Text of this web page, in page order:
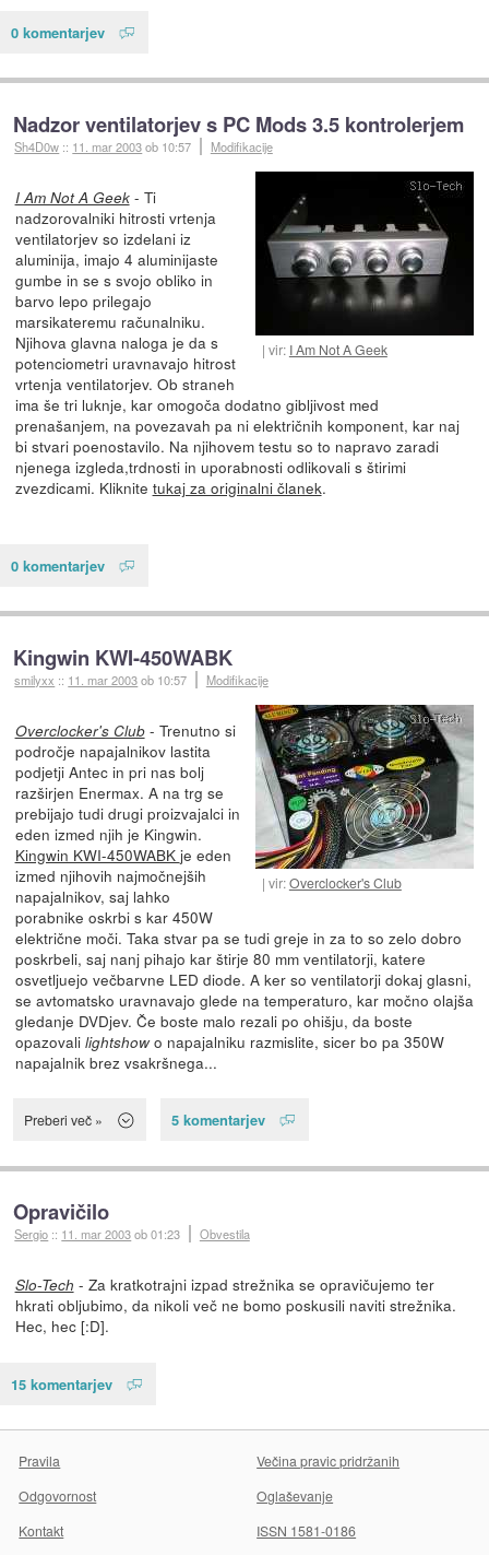
0 komentarjev
Nadzor ventilatorjev s PC Mods 3.5 kontrolerjem
Sh4D0w :: 11. mar 2003ob 10:57 Modifikacije
vir: I Am Not A Geek
I Am Not A Geek- Ti
nadzorovalniki hitrosti vrtenja
ventilatorjev so izdelani iz
aluminija, imajo 4 aluminijaste
gumbe in se s svojo obliko in
barvo lepo prilegajo
marsikateremu računalniku.
Njihova glavna naloga je da s
potenciometri uravnavajo hitrost
vrtenja ventilatorjev. Ob straneh
ima še tri luknje, kar omogoča dodatno gibljivost med
prenašanjem, na povezavah pa ni električnih komponent, kar naj
bi stvari poenostavilo. Na njihovem testu so to napravo zaradi
njenega izgleda,trdnosti in uporabnosti odlikovali s štirimi
zvezdicami. Kliknite tukaj za originalni članek.
0 komentarjev
Kingwin KWI-450WABK
smilyxx :: 11. mar 2003ob 10:57 Modifikacije
vir:Overclocker's Club
Overclocker's Club- Trenutno si
področje napajalnikov lastita
podjetji Antec in pri nas bolj
razširjen Enermax. A na trg se
prebijajo tudi drugi proizvajalci in
eden izmed njih je Kingwin.
Kingwin KWI-450WABK je eden
izmed njihovih najmočnejših
napajalnikov, saj lahko
porabnike oskrbi s kar 450W
električne moči. Taka stvar pa se tudi greje in za to so zelo dobro
poskrbeli, saj nanj pihajo kar štirje 80 mm ventilatorji, katere
osvetljuejo večbarvne LED diode. A ker so ventilatorji dokaj glasni,
se avtomatsko uravnavajo glede na temperaturo, kar močno olajša
gledanje DVDjev. Če boste malo rezali po ohišju, da boste
opazovali lightshowo napajalniku razmislite, sicer bo pa 350W
napajalnik brez vsakršnega...
Preberi več » 5 komentarjev
Opravičilo
Sergio :: 11. mar 2003ob 01:23 Obvestila
Slo-Tech - Za kratkotrajni izpad strežnika se opravičujemo ter
hkrati obljubimo, da nikoli več ne bomo poskusili naviti strežnika.
Hec, hec [:D].
15 komentarjev
Pravila
Večina pravic pridržanih
Odgovornost
Oglaševanje
Kontakt
ISSN 1581-0186